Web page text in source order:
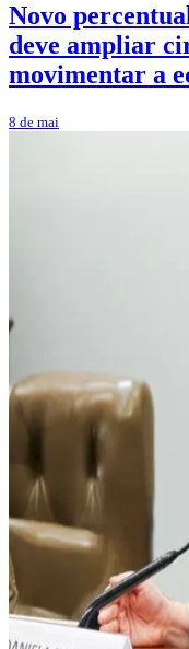
Novo
deve ampliar
movimentar a
8 de mai